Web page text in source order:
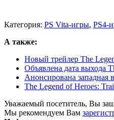
Категория: PS Vita-игры, PS4-
А также:
Новый трейлер The
Объявлена дата выхода
Анонсирована западная
The Legend of Heroes:
Уважаемый посетитель, Вы
Мы рекомендуем Вам